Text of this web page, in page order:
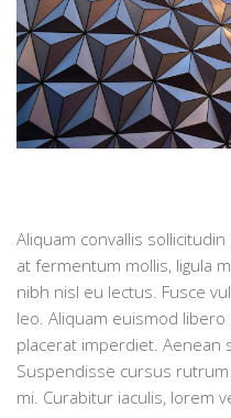
Aliquam convallis
at fermentum mollis, ligula
nibh nisl eu lectus. Fusce
leo. Aliquam euismod
placerat imperdiet. Aenean
Suspendisse cursus
mi. Curabitur iaculis, lorem